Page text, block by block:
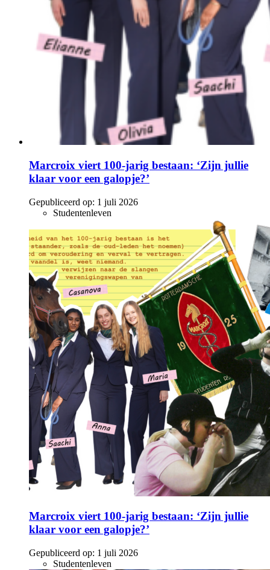
Marcroix viert 100-jarig bestaan: ‘Zijn jullie
klaar voor een galopje?’
Gepubliceerd op: 1 juli 2026
Studentenleven
Marcroix viert 100-jarig bestaan: ‘Zijn jullie
klaar voor een galopje?’
Gepubliceerd op: 1 juli 2026
Studentenleven